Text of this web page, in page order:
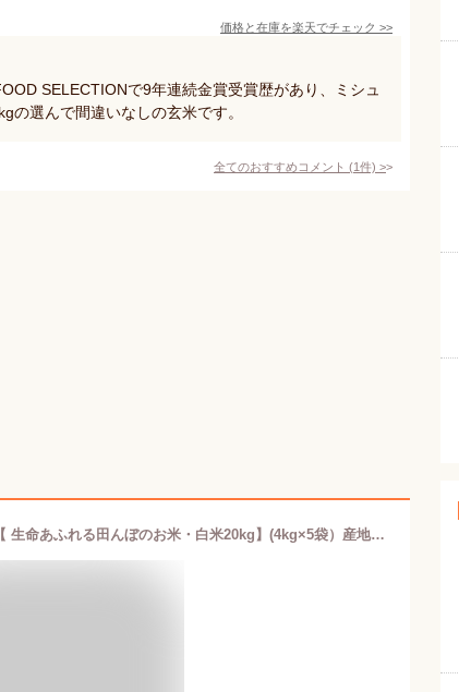
価格と在庫を楽天でチェック >>
SELECTIONで9年連続金賞受賞歴があり、ミシュ
の選んで間違いなしの玄米です。
全てのおすすめコメント (1件) >
【新米】 令和7年度産 ひとめぼれ 100％ 【 生命あふれる田んぼのお米・白米20kg】(4kg×5袋）産地直送